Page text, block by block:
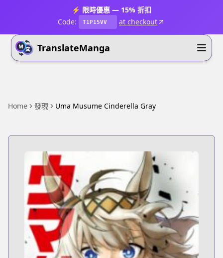
⚡ 限時優惠 — 15% 折扣
Code:
T1P15VV at checkout
TranslateManga
Home 發現 Uma Musume Cinderella Gray